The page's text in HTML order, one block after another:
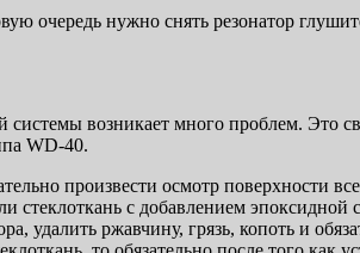
очередь нужно снять резонатор
системы возникает много проблем.
WD-40.
произвести осмотр
стеклоткань с добавлением
удалить ржавчину, грязь, копоть и